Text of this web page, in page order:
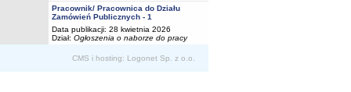
Pracownik/ Pracownica do Działu
Zamówień Publicznych - 1
Data publikacji: 28 kwietnia 2026
Dział: Ogłoszenia o naborze do pracy
CMS i hosting: Logonet Sp. z o.o.